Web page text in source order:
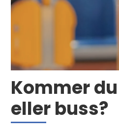
Kommer
eller buss?